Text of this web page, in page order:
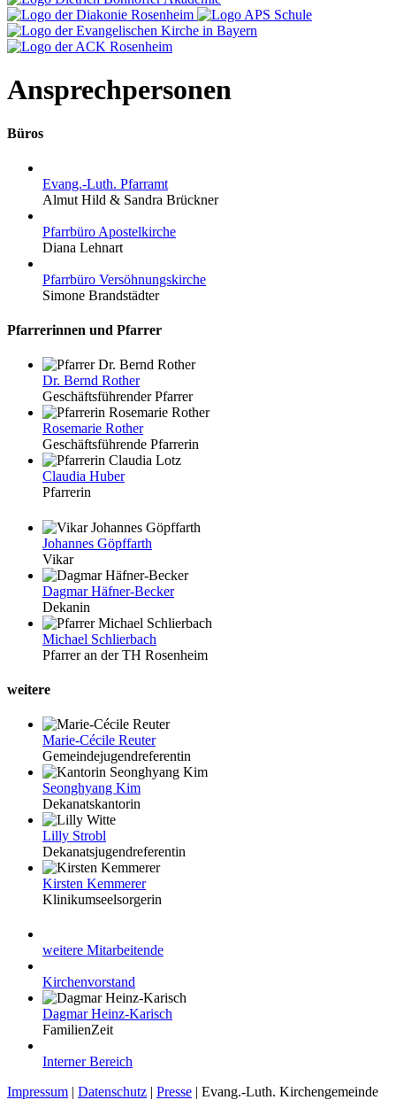
Ansprechpersonen
Büros
Evang.-Luth. Pfarramt
Almut Hild & Sandra Brückner
Pfarrbüro Apostelkirche
Diana Lehnart
Pfarrbüro Versöhnungskirche
Simone Brandstädter
Pfarrerinnen und Pfarrer
Dr. Bernd Rother
Geschäftsführender Pfarrer
Rosemarie Rother
Geschäftsführende Pfarrerin
Claudia Huber
Pfarrerin
Johannes Göpffarth
Vikar
Dagmar Häfner-Becker
Dekanin
Michael Schlierbach
Pfarrer an der TH Rosenheim
weitere
Marie-Cécile Reuter
Gemeindejugendreferentin
Seonghyang Kim
Dekanatskantorin
Lilly Strobl
Dekanatsjugendreferentin
Kirsten Kemmerer
Klinikumseelsorgerin
weitere Mitarbeitende
Kirchenvorstand
Dagmar Heinz-Karisch
FamilienZeit
Interner Bereich
Impressum | Datenschutz | Presse | Evang.-Luth. Kirchengemeinde